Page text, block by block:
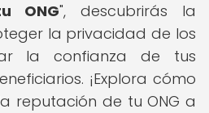
ONG", descubrirás la
la privacidad de los
la confianza de tus
¡Explora cómo
reputación de tu ONG a